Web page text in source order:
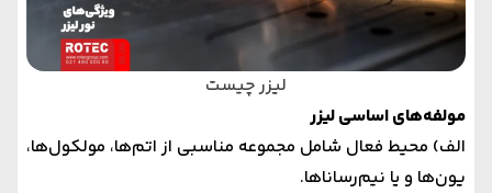
لیزر چیست
مولفه‌های اساسی لیزر
الف) محیط فعال شامل مجموعه مناسبی از اتم‌ها، مولکول‌ها،
یون‌ها و یا نیم‌رساناها.